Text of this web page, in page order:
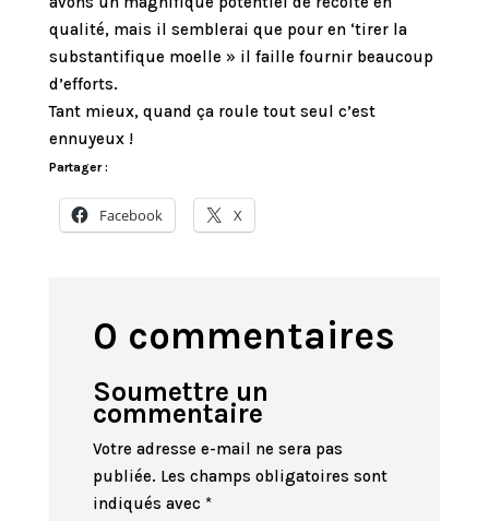
qualité, mais il semblerai que pour en ‘tirer la
substantifique moelle » il faille fournir beaucoup
d’efforts.
Tant mieux, quand ça roule tout seul c’est
ennuyeux !
Partager :
Facebook X
0 commentaires
Soumettre un
commentaire
Votre adresse e-mail ne sera pas
publiée. Les champs obligatoires sont
indiqués avec *